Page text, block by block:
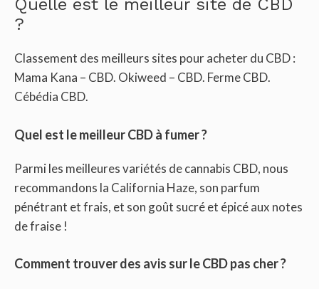
Quelle est le meilleur site de CBD
?
Classement des meilleurs sites pour acheter du CBD :
Mama Kana – CBD. Okiweed – CBD. Ferme CBD.
Cébédia CBD.
Quel est le meilleur CBD à fumer ?
Parmi les meilleures variétés de cannabis CBD, nous
recommandons la California Haze, son parfum
pénétrant et frais, et son goût sucré et épicé aux notes
de fraise !
Comment trouver des avis sur le CBD pas cher ?